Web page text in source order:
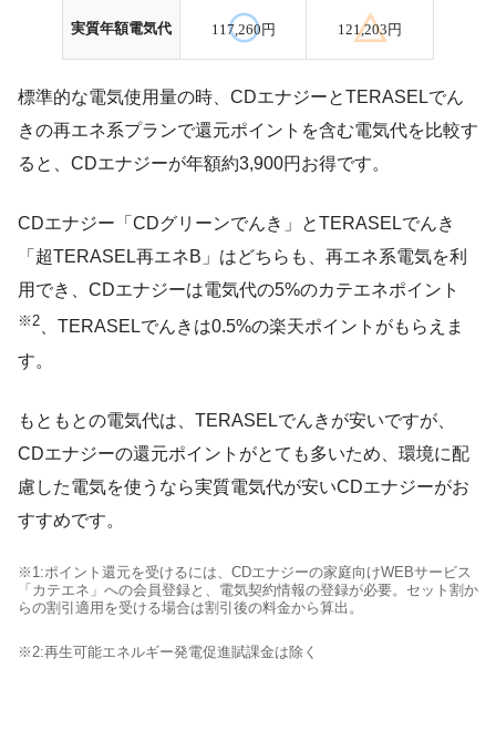
実質年額電気代 117,260円 121,203円
標準的な電気使用量の時、CDエナジーとTERASELでん
きの再エネ系プランで還元ポイントを含む電気代を比較す
ると、CDエナジーが年額約3,900円お得です。
CDエナジー「CDグリーンでんき」とTERASELでんき
「超TERASEL再エネB」はどちらも、再エネ系電気を利
用でき、CDエナジーは電気代の5%のカテエネポイント
※2、TERASELでんきは0.5%の楽天ポイントがもらえま
す。
もともとの電気代は、TERASELでんきが安いですが、
CDエナジーの還元ポイントがとても多いため、環境に配
慮した電気を使うなら実質電気代が安いCDエナジーがお
すすめです。
※1:ポイント還元を受けるには、CDエナジーの家庭向けWEBサービス
「カテエネ」への会員登録と、電気契約情報の登録が必要。セット割か
らの割引適用を受ける場合は割引後の料金から算出。
※2:再生可能エネルギー発電促進賦課金は除く